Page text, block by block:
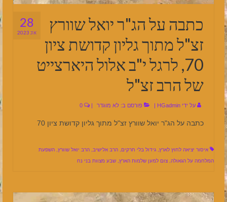
28
אוג 2023
כתבה על הג"ר יואל שוורץ
זצ"ל מתוך גליון קדושת ציון
70, לרגל י"ב אלול היארצייט
של הרב זצ"ל
על ידי HGadmin פורסם ב: לא מוגדר
כתבה על הג"ר יואל שוורץ זצ"ל מתוך גליון קדושת ציון 70
איסור יציאה לחוץ לארץ, גידול בלי חרקים, הרב אלישיב, הרב יואל שוורץ, השפעת
המלחמה על הגאולה, צום למען שלמות הארץ, שבע מצוות בני נח